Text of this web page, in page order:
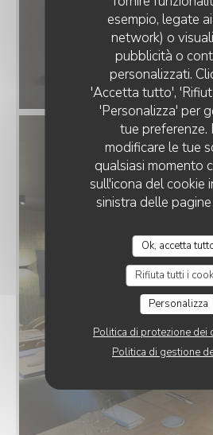
esempio, legate
network) o
pubblicità o
personalizzati.
'Accetta tutto',
'Personalizza' per
tue preferenze.
modificare le tue
qualsiasi momento
sull'icona del cookie
sinistra delle
Ok, accetta
Rifiuta tutti i
Personalizza
Politica di protezione dei
Politica di gestione